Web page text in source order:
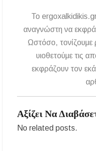
αιτήσεις – Ποιοι υποβάλλουν
Αναβαθμίζεται η πρόσβαση στο
Γοματίου με οδικό έργο
Ιωάννης Γιώργος: «Εγκρίθηκε
εκτός έδρας τμήματος
To
αναγνώστη να
Ωστόσο, τονίζουμε
υιοθετούμε τις
εκφράζουν τον
Αξίζει Να
No related posts.